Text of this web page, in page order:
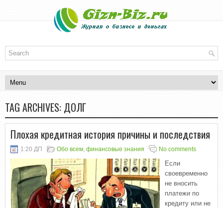
TAG ARCHIVES: ДОЛГ
Плохая кредитная история причины и последствия
1:20 ДП Обо всем, финансовые знания No comments
Если
своевременно
не вносить
платежи по
кредиту или не